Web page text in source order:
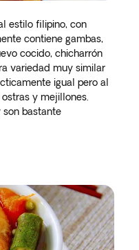
estilo filipino, con
contiene gambas,
cocido, chicharrón
variedad muy similar
igual pero al
y mejillones.
son bastante